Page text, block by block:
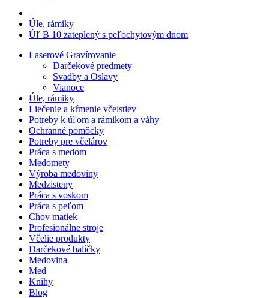
Úle, rámiky
Úľ B 10 zateplený s peľochytovým dnom
Laserové Gravírovanie
Darčekové predmety
Svadby a Oslavy
Vianoce
Úle, rámiky
Liečenie a kŕmenie včelstiev
Potreby k úľom a rámikom a váhy
Ochranné pomôcky
Potreby pre včelárov
Práca s medom
Medomety
Výroba medoviny
Medzisteny
Práca s voskom
Práca s peľom
Chov matiek
Profesionálne stroje
Včelie produkty
Darčekové balíčky
Medovina
Med
Knihy
Blog